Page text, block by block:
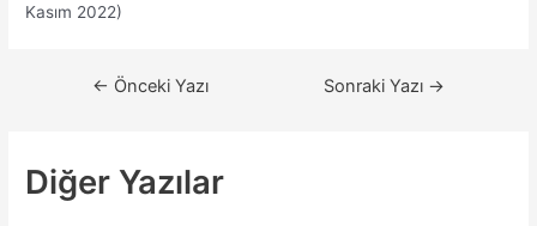
Kasım 2022)
← Önceki Yazı Sonraki Yazı →
Diğer Yazılar